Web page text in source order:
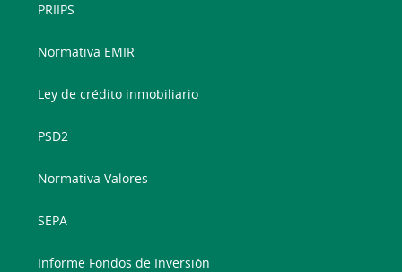
PRIIPS
Normativa EMIR
Ley de crédito inmobiliario
PSD2
Normativa Valores
SEPA
Informe Fondos de Inversión